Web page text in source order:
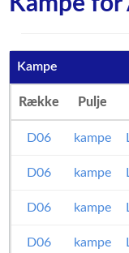
Kampe
Række Pulje
D06 kampe
D06 kampe
D06 kampe
D06 kampe